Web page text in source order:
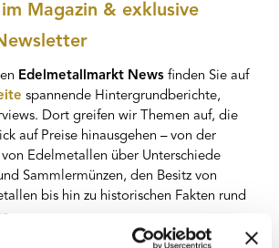
Magazin & exklusive
Edelmetallmarkt News finden Sie auf
spannende Hintergrundberichte,
Dort greifen wir Themen auf, die
auf Preise hinausgehen – von der
Edelmetallen über Unterschiede
Sammlermünzen, den Besitz von
bis hin zu historischen Fakten rund